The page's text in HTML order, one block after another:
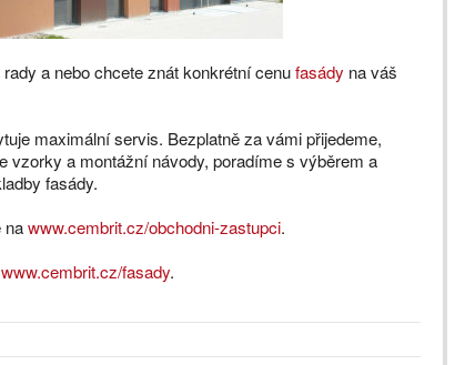
a nebo chcete znát konkrétní cenufasády na váš
maximální servis. Bezplatně za vámi přijedeme,
vzorky a montážní návody, poradíme s výběrem a
fasády.
nawww.cembrit.cz/obchodni-zastupci.
www.cembrit.cz/fasady.